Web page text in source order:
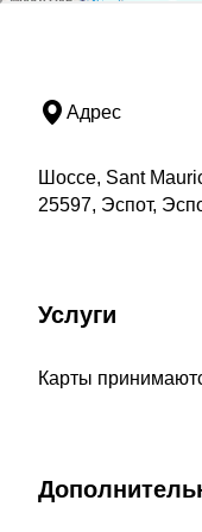
Адрес
Шоссе, Sant
25597, Эспот,
Услуги
Карты